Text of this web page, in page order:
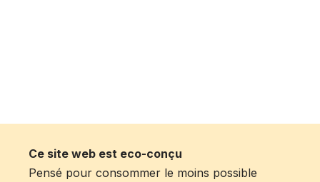
Ce site web est eco-conçu
Pensé pour consommer le moins possible